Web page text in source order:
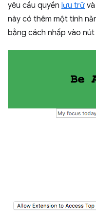
yêu cầu quyền lưu trữ
này có thêm một tính
bằng cách nhấp vào nút